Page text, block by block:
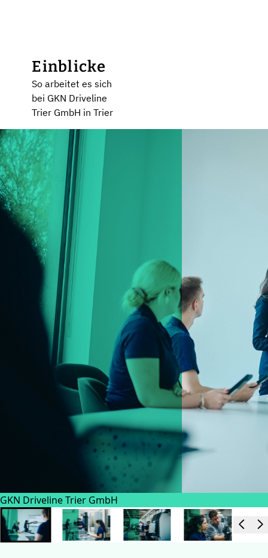
Einblicke
So arbeitet es sich
bei GKN Driveline
Trier GmbH in Trier
GKN Driveline Trier GmbH